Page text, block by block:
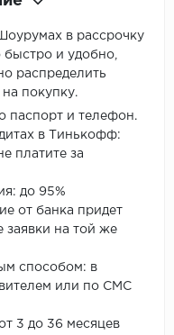
в рассрочку
и удобно,
распределить
покупку.
паспорт и телефон.
в Тинькофф:
платите за
до 95%
от банка придет
заявки на той же
способом: в
или по СМС
3 до 36 месяцев